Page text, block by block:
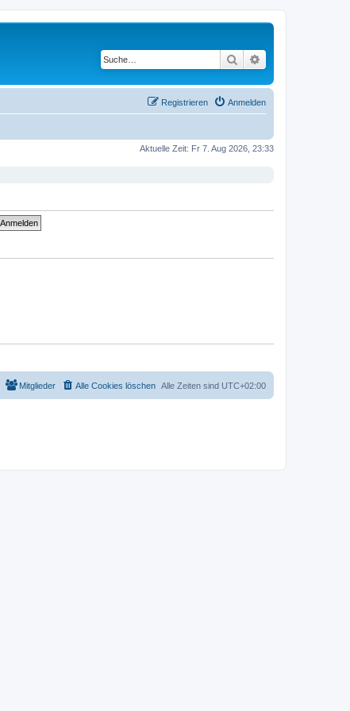
Suche
Anmelden
Registrieren
Aktuelle Zeit: Fr 7. Aug 2026, 23:33
Alle Zeiten sind UTC+02:00
Alle Cookies löschen
Mitglieder